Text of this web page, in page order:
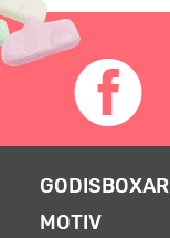
GODISBOXAR
MOTIV